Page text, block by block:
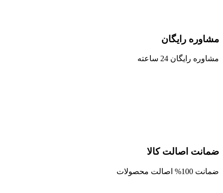
مشاوره رایگان
مشاوره رایگان 24 ساعته
ضمانت اصالت کالا
ضمانت 100% اصالت محصولات